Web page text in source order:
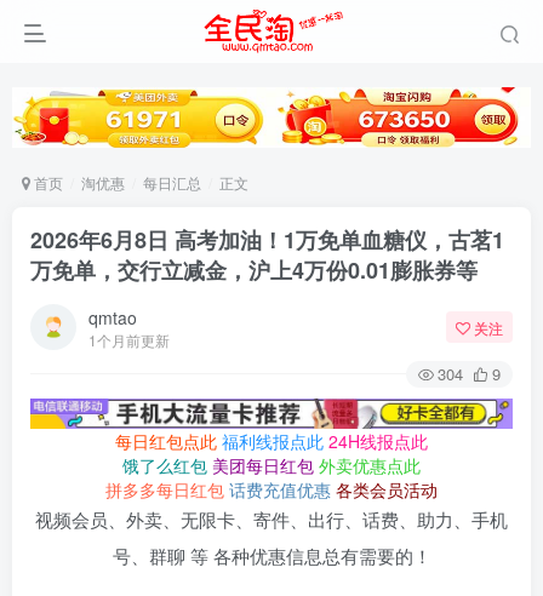
首页 淘优惠 每日汇总 正文
2026年6月8日 高考加油！1万免单血糖仪，古茗1
万免单，交行立减金，沪上4万份0.01膨胀券等
qmtao
1个月前更新
关注
304 9
每日红包点此 福利线报点此 24H线报点此
饿了么红包 美团每日红包 外卖优惠点此
拼多多每日红包 话费充值优惠 各类会员活动
视频会员、外卖、无限卡、寄件、出行、话费、助力、手机
号、群聊 等 各种优惠信息总有需要的！